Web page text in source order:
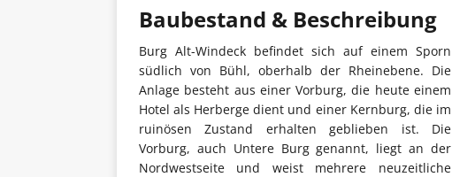
Baubestand & Beschreibung
Burg Alt-Windeck befindet sich auf einem Sporn
südlich von Bühl, oberhalb der Rheinebene. Die
Anlage besteht aus einer Vorburg, die heute einem
Hotel als Herberge dient und einer Kernburg, die im
ruinösen Zustand erhalten geblieben ist. Die
Vorburg, auch Untere Burg genannt, liegt an der
Nordwestseite und weist mehrere neuzeitliche